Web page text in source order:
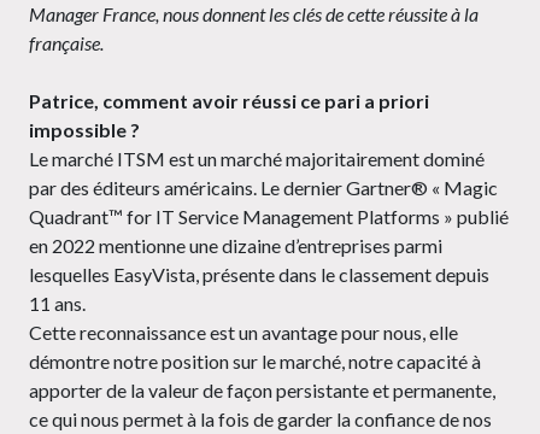
Manager France, nous donnent les clés de cette réussite à la
française.
Patrice, comment avoir réussi ce pari a priori
impossible ?
Le marché ITSM est un marché majoritairement dominé
par des éditeurs américains. Le dernier Gartner® « Magic
Quadrant™ for IT Service Management Platforms » publié
en 2022 mentionne une dizaine d’entreprises parmi
lesquelles EasyVista, présente dans le classement depuis
11 ans.
Cette reconnaissance est un avantage pour nous, elle
démontre notre position sur le marché, notre capacité à
apporter de la valeur de façon persistante et permanente,
ce qui nous permet à la fois de garder la confiance de nos